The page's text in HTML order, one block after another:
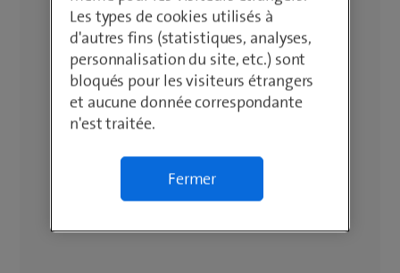
Les types de cookies utilisés à
d'autres fins (statistiques, analyses,
personnalisation du site, etc.) sont
bloqués pour les visiteurs étrangers
et aucune donnée correspondante
n'est traitée.
Fermer